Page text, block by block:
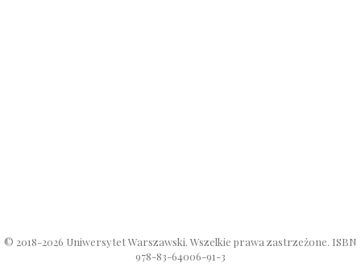
© 2018-2026 Uniwersytet Warszawski. Wszelkie prawa zastrzeżone. ISBN
978-83-64006-91-3